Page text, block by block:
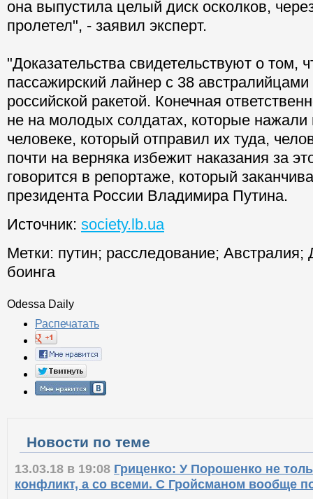
она выпустила целый диск осколков,
пролетел", - заявил эксперт.
"Доказательства свидетельствуют о том,
пассажирский лайнер с 38
российской ракетой. Конечная
не на молодых солдатах, которые нажали
человеке, который отправил их туда,
почти на верняка избежит наказания за
говорится в репортаже, который
президента России Владимира Путина.
Источник: society.lb.ua
Метки: путин; расследование; Австралия;
боинга
Odessa Daily
Распечатать
Новости по теме
13.03.18 в 19:08 Гриценко: У Порошенко не
конфликт, а со всеми. С Гройсманом вообще